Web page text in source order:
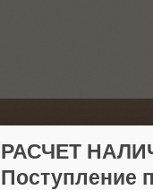
РАСЧЕТ
Поступление